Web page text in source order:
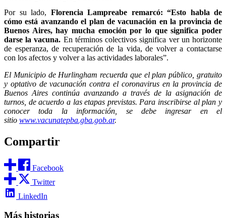
Por su lado, Florencia Lampreabe remarcó: “Esto habla de
cómo está avanzando el plan de vacunación en la provincia de
Buenos Aires, hay mucha emoción por lo que significa poder
darse la vacuna. En términos colectivos significa ver un horizonte
de esperanza, de recuperación de la vida, de volver a contactarse
con los afectos y volver a las actividades laborales”.
El Municipio de Hurlingham recuerda que el plan público, gratuito
y optativo de vacunación contra el coronavirus en la provincia de
Buenos Aires continúa avanzando a través de la asignación de
turnos, de acuerdo a las etapas previstas. Para inscribirse al plan y
conocer toda la información, se debe ingresar en el
sitio www.vacunatepba.gba.gob.ar.
Compartir
Facebook
Twitter
LinkedIn
Más historias